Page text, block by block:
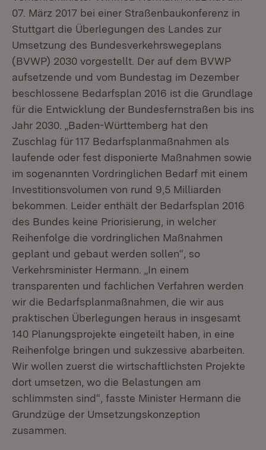
07. März 2017 bei einer Straßenbaukonferenz in
Stuttgart die Überlegungen des Landes zur
Umsetzung des Bundesverkehrswegeplans
(BVWP) 2030 vorgestellt. Der auf dem BVWP
aufsetzende und vom Bundestag im Dezember
beschlossene Bedarfsplan 2016 ist die Grundlage
für die Entwicklung der Bundesfernstraßen bis ins
Jahr 2030. „Baden-Württemberg hat den
Zuschlag für 117 Bedarfsplanmaßnahmen als
laufende oder fest disponierte Maßnahmen sowie
im sogenannten Vordringlichen Bedarf mit einem
Investitionsvolumen von rund 9,5 Milliarden
bekommen. Leider enthält der Bedarfsplan 2016
des Bundes keine Priorisierung, in welcher
Reihenfolge die vordringlichen Maßnahmen
geplant und gebaut werden sollen“, so
Verkehrsminister Hermann. „In einem
transparenten und fachlichen Verfahren werden
wir die Bedarfsplanmaßnahmen, die wir aus
praktischen Überlegungen heraus in insgesamt
140 Planungsprojekte eingeteilt haben, in eine
Reihenfolge bringen und sukzessive abarbeiten.
Wir wollen zuerst die wirtschaftlichsten Projekte
dort umsetzen, wo die Belastungen am
schlimmsten sind“, fasste Minister Hermann die
Grundzüge der Umsetzungskonzeption
zusammen.